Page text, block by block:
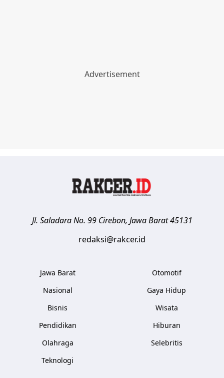
Jl. Saladara No. 99 Cirebon, Jawa Barat 45131
redaksi@rakcer.id
Jawa Barat
Nasional
Bisnis
Pendidikan
Olahraga
Teknologi
Otomotif
Gaya Hidup
Wisata
Hiburan
Selebritis